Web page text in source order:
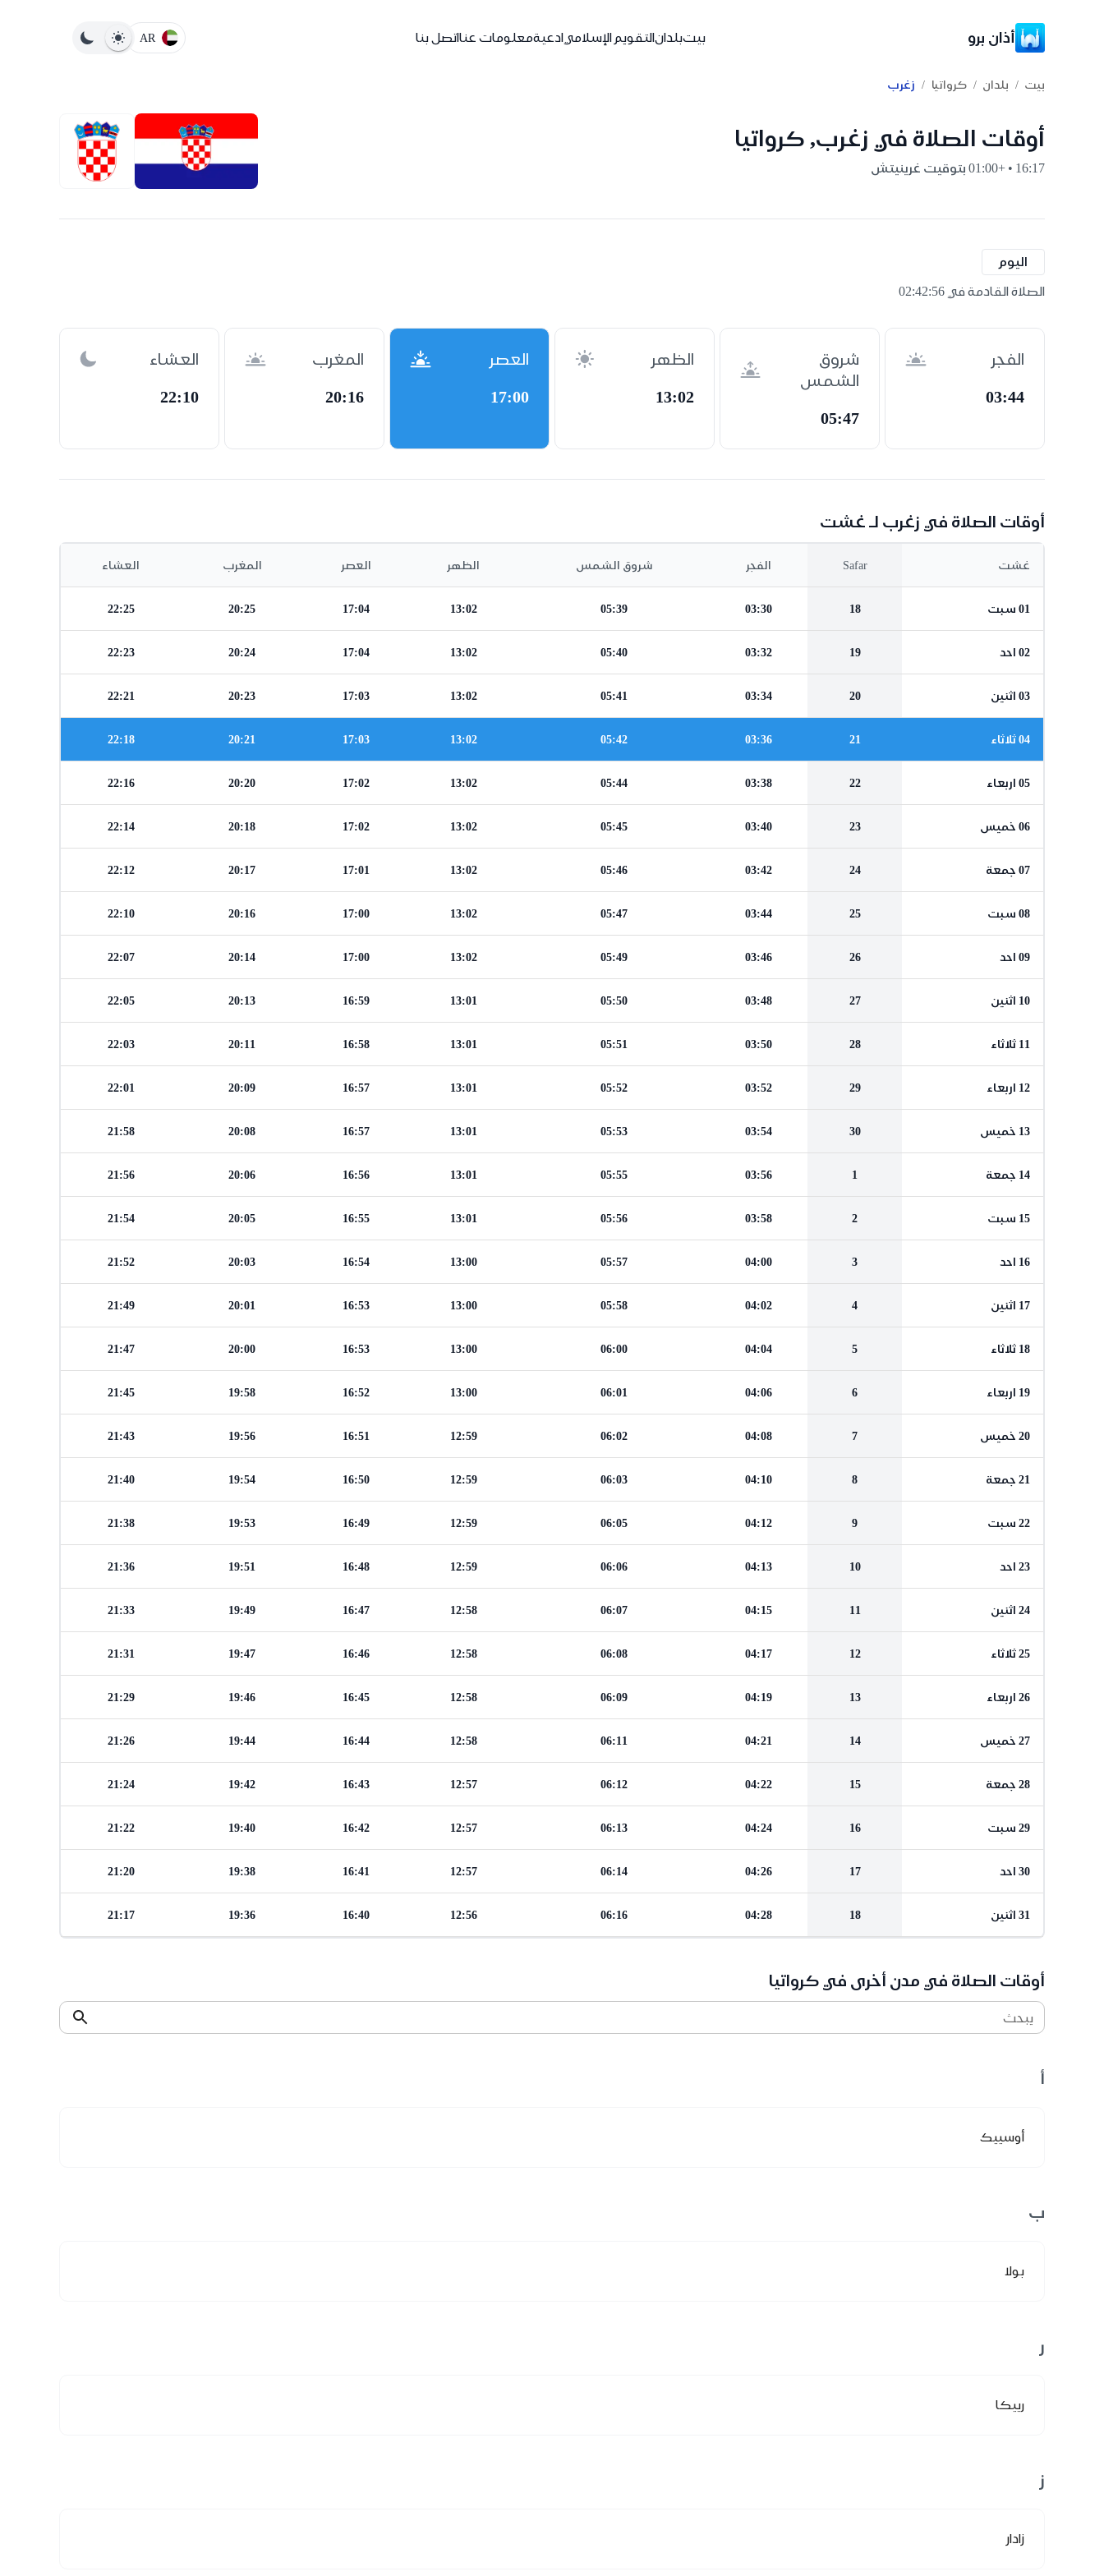
أذان برو بيتبلدانالتقويم الإسلاميادعيةمعلومات عنااتصل بنا AR
بيت / بلدان / كرواتيا / زغرب
أوقات الصلاة في زغرب, كرواتيا
16:17 • +01:00 بتوقيت غرينيتش
اليوم
الصلاة القادمة في 02:42:55
الفجر
03:44
شروق
الشمس
05:47
الظهر
13:02
العصر
17:00
المغرب
20:16
العشاء
22:10
أوقات الصلاة في زغرب لـ غشت
غشت Safar الفجر شروق الشمس الظهر العصر المغرب العشاء
01 سبت 18
03:30
05:39
13:02
17:04
20:25
22:25
02 احد 19
03:32
05:40
13:02
17:04
20:24
22:23
03 اثنين 20
03:34
05:41
13:02
17:03
20:23
22:21
04 ثلاثاء 21
03:36
05:42
13:02
17:03
20:21
22:18
05 اربعاء 22
03:38
05:44
13:02
17:02
20:20
22:16
06 خميس 23
03:40
05:45
13:02
17:02
20:18
22:14
07 جمعة 24
03:42
05:46
13:02
17:01
20:17
22:12
08 سبت 25
03:44
05:47
13:02
17:00
20:16
22:10
09 احد 26
03:46
05:49
13:02
17:00
20:14
22:07
10 اثنين 27
03:48
05:50
13:01
16:59
20:13
22:05
11 ثلاثاء 28
03:50
05:51
13:01
16:58
20:11
22:03
12 اربعاء 29
03:52
05:52
13:01
16:57
20:09
22:01
13 خميس 30
03:54
05:53
13:01
16:57
20:08
21:58
14 جمعة 1
03:56
05:55
13:01
16:56
20:06
21:56
15 سبت 2
03:58
05:56
13:01
16:55
20:05
21:54
16 احد 3
04:00
05:57
13:00
16:54
20:03
21:52
17 اثنين 4
04:02
05:58
13:00
16:53
20:01
21:49
18 ثلاثاء 5
04:04
06:00
13:00
16:53
20:00
21:47
19 اربعاء 6
04:06
06:01
13:00
16:52
19:58
21:45
20 خميس 7
04:08
06:02
12:59
16:51
19:56
21:43
21 جمعة 8
04:10
06:03
12:59
16:50
19:54
21:40
22 سبت 9
04:12
06:05
12:59
16:49
19:53
21:38
23 احد 10
04:13
06:06
12:59
16:48
19:51
21:36
24 اثنين 11
04:15
06:07
12:58
16:47
19:49
21:33
25 ثلاثاء 12
04:17
06:08
12:58
16:46
19:47
21:31
26 اربعاء 13
04:19
06:09
12:58
16:45
19:46
21:29
27 خميس 14
04:21
06:11
12:58
16:44
19:44
21:26
28 جمعة 15
04:22
06:12
12:57
16:43
19:42
21:24
29 سبت 16
04:24
06:13
12:57
16:42
19:40
21:22
30 احد 17
04:26
06:14
12:57
16:41
19:38
21:20
31 اثنين 18
04:28
06:16
12:56
16:40
19:36
21:17
أوقات الصلاة في مدن أخرى في كرواتيا
يبحث
أ
أوسييك
ب
بولا
ر
رييكا
ز
زادار